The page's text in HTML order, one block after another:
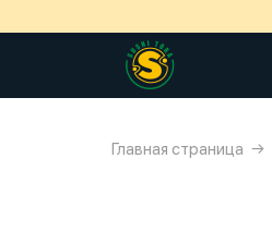
Главная страница